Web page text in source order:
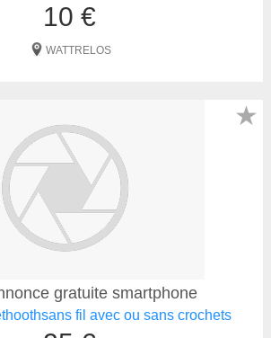
10 €
WATTRELOS
gratuite smartphone
fil avec ou sans crochets
★